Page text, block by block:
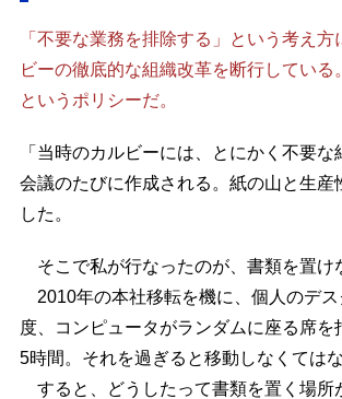
「不要な業務を排除する」という考え
ビーの徹底的な組織改革を断行してい
というポリシーだ。
「当時のカルビーには、とにかく不要
会議のたびに作成される。紙の山と生
した。
そこで私が行なったのが、書類を置け
2010年の本社移転を機に、個人のデ
度、コンピュータがランダムに座る席
5時間。それを過ぎると移動しなくては
すると、どうしたって書類を置く場所